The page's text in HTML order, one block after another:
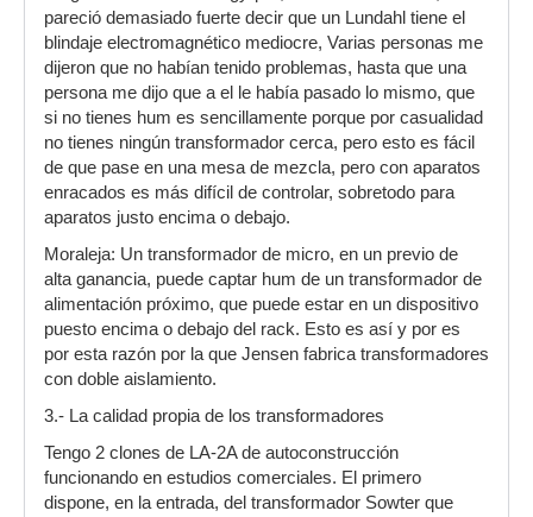
pareció demasiado fuerte decir que un Lundahl tiene el
blindaje electromagnético mediocre, Varias personas me
dijeron que no habían tenido problemas, hasta que una
persona me dijo que a el le había pasado lo mismo, que
si no tienes hum es sencillamente porque por casualidad
no tienes ningún transformador cerca, pero esto es fácil
de que pase en una mesa de mezcla, pero con aparatos
enracados es más difícil de controlar, sobretodo para
aparatos justo encima o debajo.
Moraleja: Un transformador de micro, en un previo de
alta ganancia, puede captar hum de un transformador de
alimentación próximo, que puede estar en un dispositivo
puesto encima o debajo del rack. Esto es así y por es
por esta razón por la que Jensen fabrica transformadores
con doble aislamiento.
3.- La calidad propia de los transformadores
Tengo 2 clones de LA-2A de autoconstrucción
funcionando en estudios comerciales. El primero
dispone, en la entrada, del transformador Sowter que